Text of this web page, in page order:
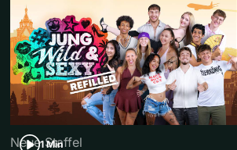
1 Min
Neue Staffel